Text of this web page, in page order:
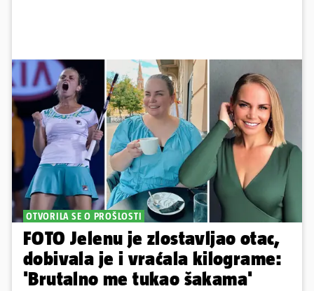
OTVORILA SE O PROŠLOSTI
FOTO Jelenu je zlostavljao otac,
dobivala je i vraćala kilograme:
'Brutalno me tukao šakama'